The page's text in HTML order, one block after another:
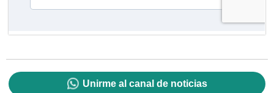
Unirme al canal de noticias